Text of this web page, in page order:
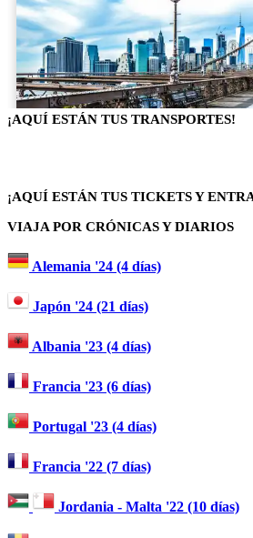
¡AQUÍ ESTÁN TUS TRANSPORTES!
¡AQUÍ ESTÁN TUS TICKETS Y
VIAJA POR CRÓNICAS Y DIARIOS
Alemania '24 (4 días)
Japón '24 (21 días)
Albania '23 (4 días)
Francia '23 (6 días)
Portugal '23 (4 días)
Francia '22 (7 días)
Jordania - Malta '22 (10 días)